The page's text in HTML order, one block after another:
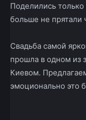
Поделились
больше не прятали
Свадьба самой
прошла в одном из
Киевом.
эмоционально это